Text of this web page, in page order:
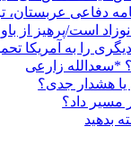
دفاعی عربستان،
است/پرهیز از
را به آمریکا
هشدار جدی؟
مسیر داد؟
بدهید